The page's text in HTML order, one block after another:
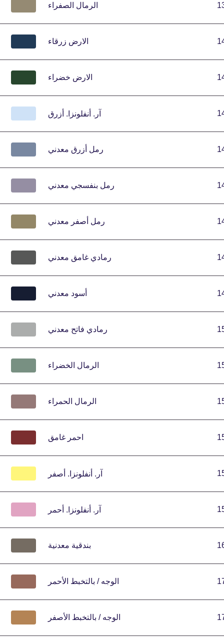
الرمال الصفراء
الارض زرقاء
الارض خضراء
آر. أنفلونزا. أزرق
رمل أزرق معدني
رمل بنفسجي معدني
رمل أصفر معدني
رمادي غامق معدني
أسود معدني
رمادي فاتح معدني
الرمال الخضراء
الرمال الحمراء
احمر غامق
آر. أنفلونزا. أصفر
آر. أنفلونزا. أحمر
بندقية معدنية
الوجه / بالتخبط الأحمر
الوجه / بالتخبط الأصفر